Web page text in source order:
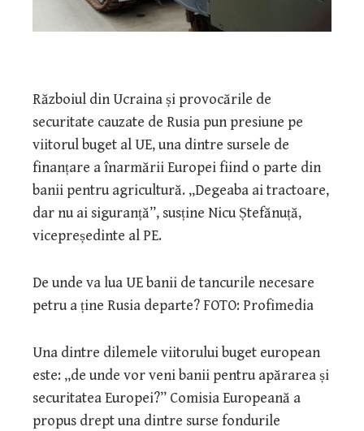
Războiul din Ucraina și provocările de
securitate cauzate de Rusia pun presiune pe
viitorul buget al UE, una dintre sursele de
finanțare a înarmării Europei fiind o parte din
banii pentru agricultură. „Degeaba ai tractoare,
dar nu ai siguranță”, susține Nicu Ștefănuță,
vicepreședinte al PE.
De unde va lua UE banii de tancurile necesare
petru a ține Rusia departe? FOTO: Profimedia
Una dintre dilemele viitorului buget european
este: „de unde vor veni banii pentru apărarea și
securitatea Europei?” Comisia Europeană a
propus drept una dintre surse fondurile